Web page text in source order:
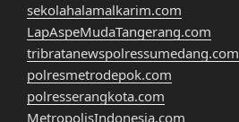
sekolahalamalkarim.com
LapAspeMudaTangerang.com
tribratanewspolressumedang.com
polresmetrodepok.com
polresserangkota.com
MetropolisIndonesia.com